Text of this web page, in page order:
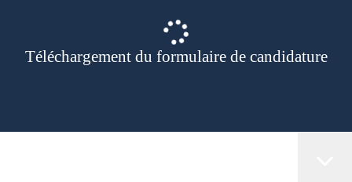
Téléchargement du formulaire de candidature